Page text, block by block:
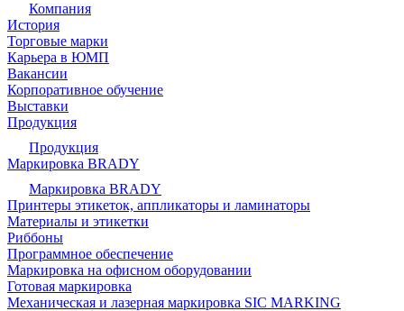
Компания
История
Торговые марки
Карьера в ЮМП
Вакансии
Корпоративное обучение
Выставки
Продукция
Продукция
Маркировка BRADY
Маркировка BRADY
Принтеры этикеток, аппликаторы и ламинаторы
Материалы и этикетки
Риббоны
Программное обеспечение
Маркировка на офисном оборудовании
Готовая маркировка
Механическая и лазерная маркировка SIC MARKING